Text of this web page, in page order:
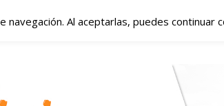
– Vivir
en
en Irlanda!
Al aceptarlas, puedes continuar